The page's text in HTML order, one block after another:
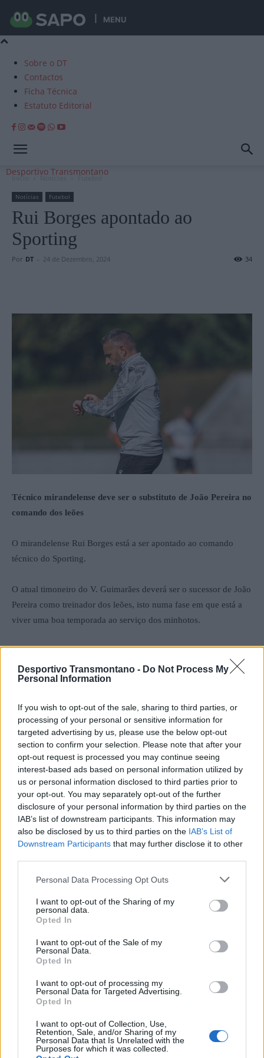
Desportivo Transmontano - Do Not Process My
Personal Information
If you wish to opt-out of the sale, sharing to third parties, or
processing of your personal or sensitive information for
targeted advertising by us, please use the below opt-out
section to confirm your selection. Please note that after your
opt-out request is processed you may continue seeing
interest-based ads based on personal information utilized by
us or personal information disclosed to third parties prior to
your opt-out. You may separately opt-out of the further
disclosure of your personal information by third parties on the
IAB’s list of downstream participants. This information may
also be disclosed by us to third parties on the IAB’s List of
Downstream Participants that may further disclose it to other
Personal Data Processing Opt Outs
I want to opt-out of the Sharing of my
personal data.
Opted In
I want to opt-out of the Sale of my
Personal Data.
Opted In
I want to opt-out of processing my
Personal Data for Targeted Advertising.
Opted In
I want to opt-out of Collection, Use,
Retention, Sale, and/or Sharing of my
Personal Data that Is Unrelated with the
Purposes for which it was collected.
MENU
Sobre o DT
Contactos
Ficha Técnica
Estatuto Editorial
Desportivo Transmontano
Início Notícias Futebol
Notícias Futebol
Rui Borges apontado ao
Sporting
Por DT - 24 de Dezembro, 2024 34
Técnico mirandelense deve ser o substituto de João Pereira no
comando dos leões
O mirandelense Rui Borges está a ser apontado ao comando
técnico do Sporting.
O atual timoneiro do V. Guimarães deverá ser o sucessor de João
Pereira como treinador dos leões, isto numa fase em que está a
viver uma boa temporada ao serviço dos minhotos.
Rui Borges poderá assim dar o salto para um patamar mais alto
do futebol português.
NATAÇÃO: GCVR assegura
Próximo artigo
Rui Borges está na iminência
Últimas notícias